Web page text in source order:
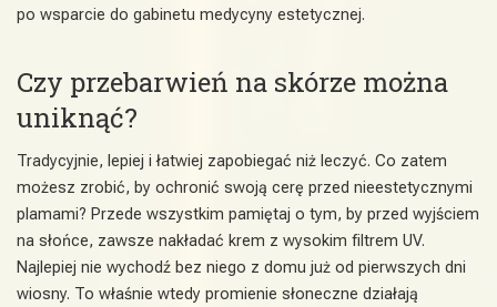
po wsparcie do gabinetu medycyny estetycznej.
Czy przebarwień na skórze można
uniknąć?
Tradycyjnie, lepiej i łatwiej zapobiegać niż leczyć. Co zatem
możesz zrobić, by ochronić swoją cerę przed nieestetycznymi
plamami? Przede wszystkim pamiętaj o tym, by przed wyjściem
na słońce, zawsze nakładać krem z wysokim filtrem UV.
Najlepiej nie wychodź bez niego z domu już od pierwszych dni
wiosny. To właśnie wtedy promienie słoneczne działają